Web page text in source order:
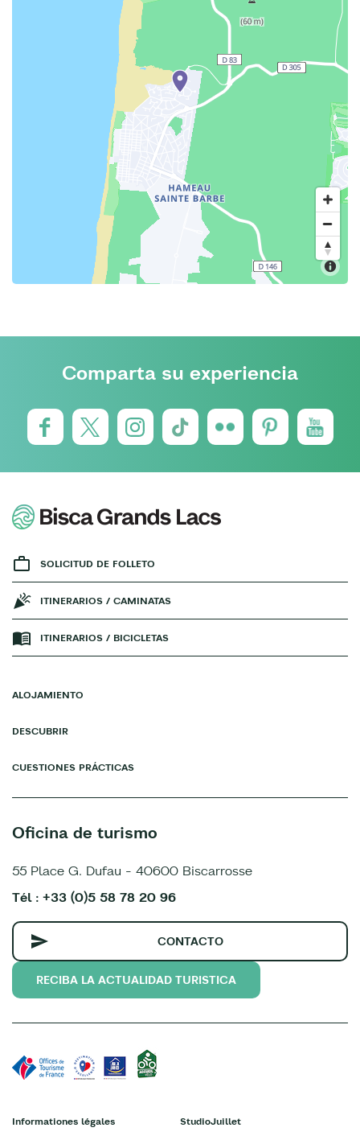
Comparta su experiencia
SOLICITUD DE FOLLETO
ITINERARIOS / CAMINATAS
ITINERARIOS / BICICLETAS
ALOJAMIENTO
DESCUBRIR
CUESTIONES PRÁCTICAS
Oficina de turismo
55 Place G. Dufau - 40600 Biscarrosse
Tél : +33 (0)5 58 78 20 96
CONTACTO
RECIBA LA ACTUALIDAD TURISTICA
Informationes légales StudioJuillet